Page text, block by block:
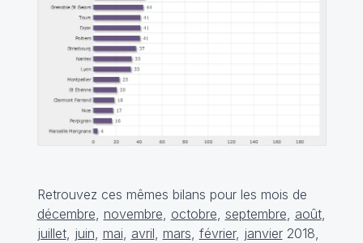
Retrouvez ces mêmes bilans pour les mois de
décembre novembre octobre septembre août,
juillet, juin mai avril mars février, janvier2018,